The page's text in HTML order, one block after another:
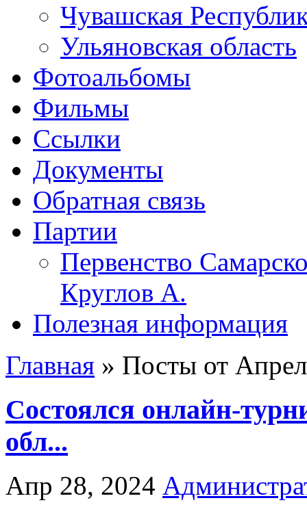
Чувашская
Ульяновская область
Фотоальбомы
Фильмы
Ссылки
Документы
Обратная связь
Партии
Первенство
Круглов А.
Полезная информация
Главная » Посты от
Состоялся онлайн-
обл...
Апр 28, 2024